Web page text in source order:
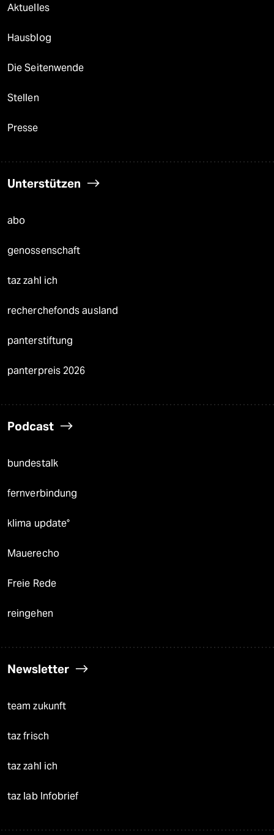
Aktuelles
Hausblog
Die Seitenwende
Stellen
Presse
Unterstützen
abo
genossenschaft
taz zahl ich
recherchefonds ausland
panterstiftung
panterpreis 2026
Podcast
bundestalk
fernverbindung
klima update°
Mauerecho
Freie Rede
reingehen
Newsletter
team zukunft
taz frisch
taz zahl ich
taz lab Infobrief